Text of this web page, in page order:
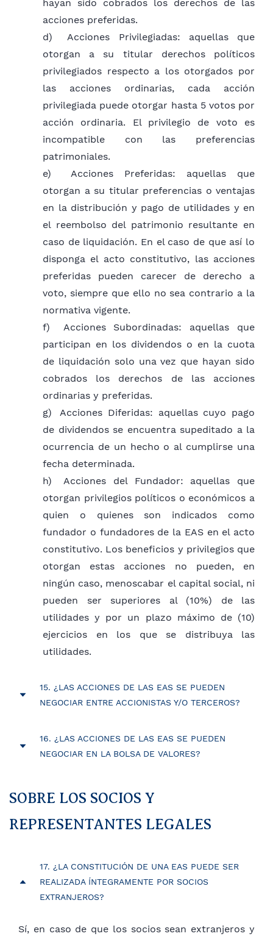
ESCRITURA PÚBLICA: La
elaboración de los instrumentos
Público, debe contener todos los
aspectos formales establecidos en
nuestra legislación para la validez de
HAY QUE CONSIDERAR QUE PARA LOS
ESTATUTOS DEL INCISO b) y c) el plazo de
apertura es de 8 días hábiles.
hayan sido cobrados los derechos de las
acciones preferidas.
d)
Acciones Privilegiadas: aquellas que
otorgan a su titular derechos políticos
privilegiados respecto a los otorgados por
las acciones ordinarias, cada acción
privilegiada puede otorgar hasta 5 votos por
acción ordinaria. El privilegio de voto es
incompatible con las preferencias
patrimoniales.
e)
Acciones Preferidas: aquellas que
otorgan a su titular preferencias o ventajas
en la distribución y pago de utilidades y en
el reembolso del patrimonio resultante en
caso de liquidación. En el caso de que así lo
disponga el acto constitutivo, las acciones
preferidas pueden carecer de derecho a
voto, siempre que ello no sea contrario a la
normativa vigente.
f)
Acciones Subordinadas: aquellas que
participan en los dividendos o en la cuota
de liquidación solo una vez que hayan sido
cobrados los derechos de las acciones
ordinarias y preferidas.
g)
Acciones Diferidas: aquellas cuyo pago
de dividendos se encuentra supeditado a la
ocurrencia de un hecho o al cumplirse una
fecha determinada.
h)
Acciones del Fundador: aquellas que
otorgan privilegios políticos o económicos a
quien o quienes son indicados como
fundador o fundadores de la EAS en el acto
constitutivo. Los beneficios y privilegios que
otorgan estas acciones no pueden, en
ningún caso, menoscabar el capital social, ni
pueden ser superiores al (10%) de las
utilidades y por un plazo máximo de (10)
ejercicios en los que se distribuya las
utilidades.
15. ¿LAS ACCIONES DE LAS EAS SE PUEDEN
NEGOCIAR ENTRE ACCIONISTAS Y/O TERCEROS?
16. ¿LAS ACCIONES DE LAS EAS SE PUEDEN
NEGOCIAR EN LA BOLSA DE VALORES?
Imposibilidad de Negociar Valores en el Mercado
la EAS no podrán inscribirse ni negociarse en la
cualquier otra Bolsa de Valores.
SOBRE LOS SOCIOS Y
REPRESENTANTES LEGALES
17. ¿LA CONSTITUCIÓN DE UNA EAS PUEDE SER
REALIZADA ÍNTEGRAMENTE POR SOCIOS
EXTRANJEROS?
Sí, en caso de que los socios sean extranjeros y